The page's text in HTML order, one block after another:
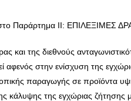
Παράρτημα ΙΙ: EΠΙΛΕΞΙΜΕΣ
και της διεθνούς
στην ενίσχυση της
παραγωγής σε προϊόντα
κάλυψης της εγχώριας